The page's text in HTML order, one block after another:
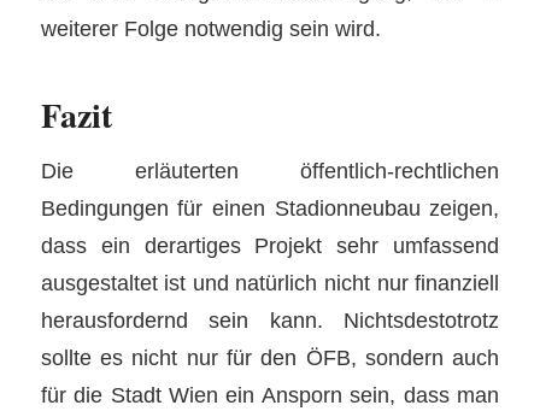
weiterer Folge notwendig sein wird.
Fazit
Die erläuterten öffentlich-rechtlichen
Bedingungen für einen Stadionneubau zeigen,
dass ein derartiges Projekt sehr umfassend
ausgestaltet ist und natürlich nicht nur finanziell
herausfordernd sein kann. Nichtsdestotrotz
sollte es nicht nur für den ÖFB, sondern auch
für die Stadt Wien ein Ansporn sein, dass man